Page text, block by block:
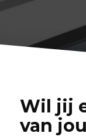
Wil jij
van